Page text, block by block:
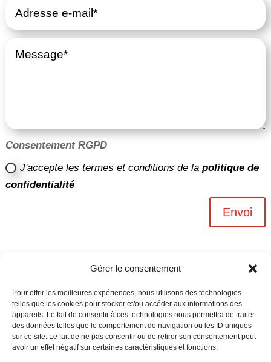
Gérer le consentement
Pour offrir les meilleures expériences, nous utilisons des technologies
telles que les cookies pour stocker et/ou accéder aux informations des
appareils. Le fait de consentir à ces technologies nous permettra de traiter
des données telles que le comportement de navigation ou les ID uniques
sur ce site. Le fait de ne pas consentir ou de retirer son consentement peut
avoir un effet négatif sur certaines caractéristiques et fonctions.
Consentement RGPD
J'accepte les termes et conditions de lapolitique de
confidentialité
Envoi